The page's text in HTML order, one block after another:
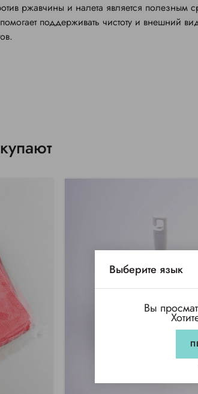
ржавчины и налета является полезным
поддерживать чистоту и внешний
Выберите язык
Вы